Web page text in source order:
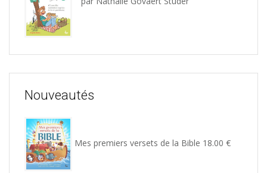
5
Nouveautés
Mes premiers versets de la Bible 18.00 €